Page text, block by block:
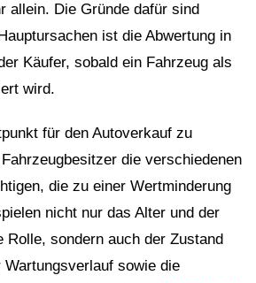
allein. Die Gründe dafür sind
ist die Abwertung in
Käufer, sobald ein Fahrzeug als
wird.
für den Autoverkauf zu
die verschiedenen
die zu einer Wertminderung
nicht nur das Alter und der
Rolle, sondern auch der Zustand
sowie die